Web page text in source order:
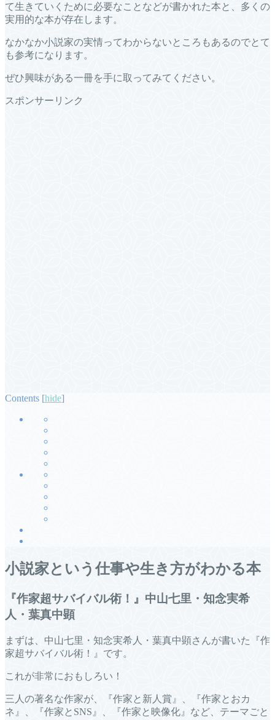
て生きていくために必要なことなどが書かれた本と、多くの
実用的な本が存在します。
なかなか小説家の実情ってわからないところもあるのでとて
も参考になります。
ぜひ興味がある一冊を手に取ってみてください。
スポンサーリンク
Contents [hide]
小説家という仕事や生き方がわかる本
『作家超サバイバル術！』中山七里・知念実希
人・葉真中顕
まずは、中山七里・知念実希人・葉真中顕さんが書いた『作
家超サバイバル術！』です。
これが非常におもしろい！
三人の著名な作家が、『作家と新人賞』、『作家とおカ
ネ』、『作家とSNS』、『作家と映像化』など、テーマごと